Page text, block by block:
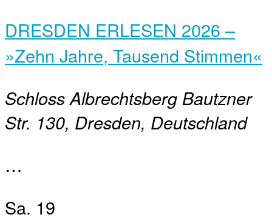
DRESDEN ERLESEN 2026 –
»Zehn Jahre, Tausend Stimmen«
Schloss Albrechtsberg Bautzner
Str. 130, Dresden, Deutschland
…
Sa. 19